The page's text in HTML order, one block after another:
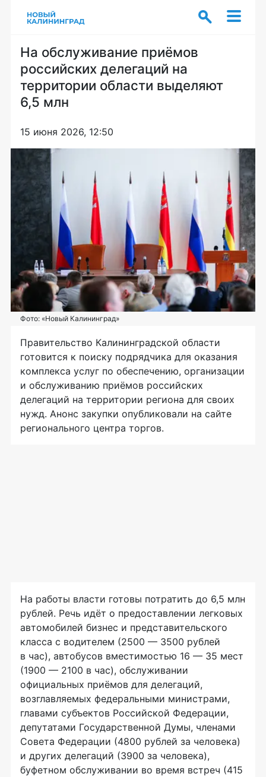
На обслуживание приёмов
российских делегаций на
территории области выделяют
6,5 млн
15 июня 2026, 12:50
Фото: «Новый Калининград»
Правительство Калининградской области
готовится к поиску подрядчика для оказания
комплекса услуг по обеспечению, организации
и обслуживанию приёмов российских
делегаций на территории региона для своих
нужд. Анонс закупки опубликовали на сайте
регионального центра торгов.
На работы власти готовы потратить до 6,5 млн
рублей. Речь идёт о предоставлении легковых
автомобилей бизнес и представительского
класса с водителем (2500 — 3500 рублей
в час), автобусов вместимостью 16 — 35 мест
(1900 — 2100 в час), обслуживании
официальных приёмов для делегаций,
возглавляемых федеральными министрами,
главами субъектов Российской Федерации,
депутатами Государственной Думы, членами
Совета Федерации (4800 рублей за человека)
и других делегаций (3900 за человека),
буфетном обслуживании во время встреч (415